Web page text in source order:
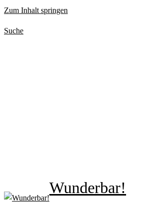
Zum Inhalt springen
Suche
Wunderbar!